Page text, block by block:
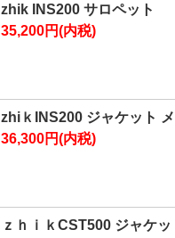
zhik INS200 サロペット
35,200円(内税)
zhiｋINS200 ジャケット
36,300円(内税)
ｚｈｉｋCST500 ジャケッ